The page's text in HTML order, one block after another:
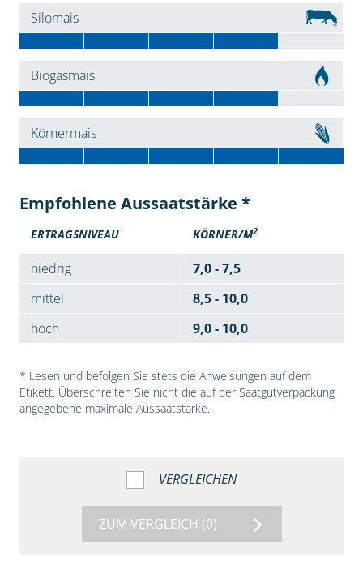
Silomais
Biogasmais
Körnermais
Empfohlene Aussaatstärke *
ERTRAGSNIVEAU KÖRNER/M2
niedrig
7,0 - 7,5
mittel
8,5 - 10,0
hoch
9,0 - 10,0
* Lesen und befolgen Sie stets die Anweisungen auf dem
Etikett. Überschreiten Sie nicht die auf der Saatgutverpackung
angegebene maximale Aussaatstärke.
VERGLEICHEN
ZUM VERGLEICH (0)